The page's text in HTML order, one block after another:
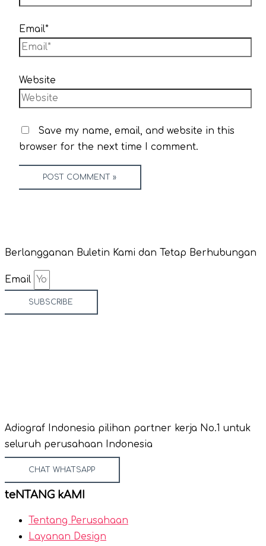
Email*
Website
Save my name, email, and website in this
browser for the next time I comment.
Berlangganan Buletin Kami dan Tetap Berhubungan
Email
SUBSCRIBE
Adiograf Indonesia pilihan partner kerja No.1 untuk
seluruh perusahaan Indonesia
CHAT WHATSAPP
teNTANG kAMI
Tentang Perusahaan
Layanan Design